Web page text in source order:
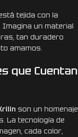
tejida con la
Imagina un material
tan duradero
amamos.
que Cuentan
son un homenaje
La tecnología de
cada color,